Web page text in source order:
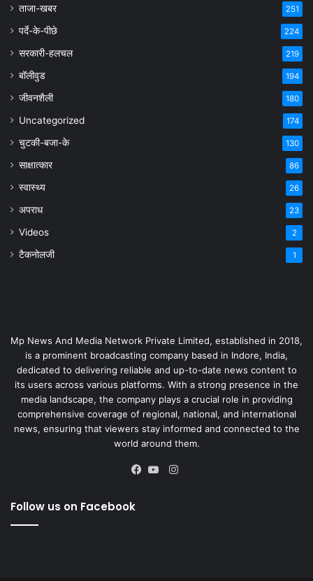
ताजा-खबर 251
पर्दे-के-पीछे 224
सरकारी-हलचल 219
बॉलीवुड 194
जीवनशैली 180
Uncategorized 174
चुटकी-बजा-के 130
साक्षात्कार 86
स्वास्थ्य 26
अपराध 23
Videos 2
टैकनोलजी 1
Mp News And Media Network Private Limited, established in 2018,
is a prominent broadcasting company based in Indore, India,
dedicated to delivering reliable and up-to-date news content to
its users across various platforms. With a strong presence in the
media landscape, the company plays a crucial role in providing
comprehensive coverage of regional, national, and international
news, ensuring that viewers stay informed and connected to the
world around them.
Instagram
Follow us on Facebook